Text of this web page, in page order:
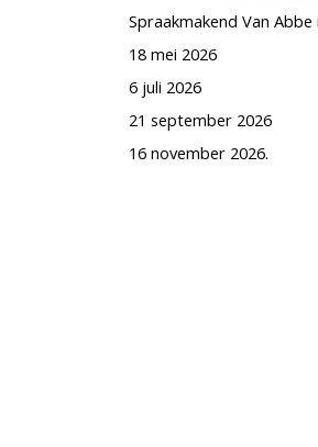
Spraakmakend Van Abbe
18 mei 2026
6 juli 2026
21 september 2026
16 november 2026.